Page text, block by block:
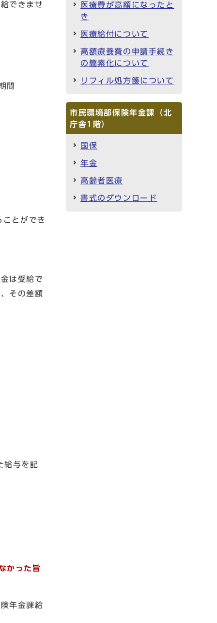
できませ
間
ことができ
は受給で
その差額
給与を記
かった旨
年金課給
医療費が高額になったと
き
医療給付について
高額療養費の申請手続き
の簡素化について
リフィル処方箋について
市民環境部保険年金課（北
庁舎1階）
国保
年金
高齢者医療
書式のダウンロード